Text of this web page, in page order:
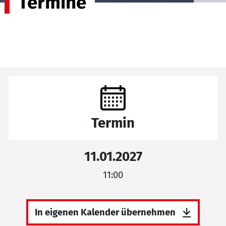
Termin
11.01.2027
11:00
In eigenen Kalender übernehmen